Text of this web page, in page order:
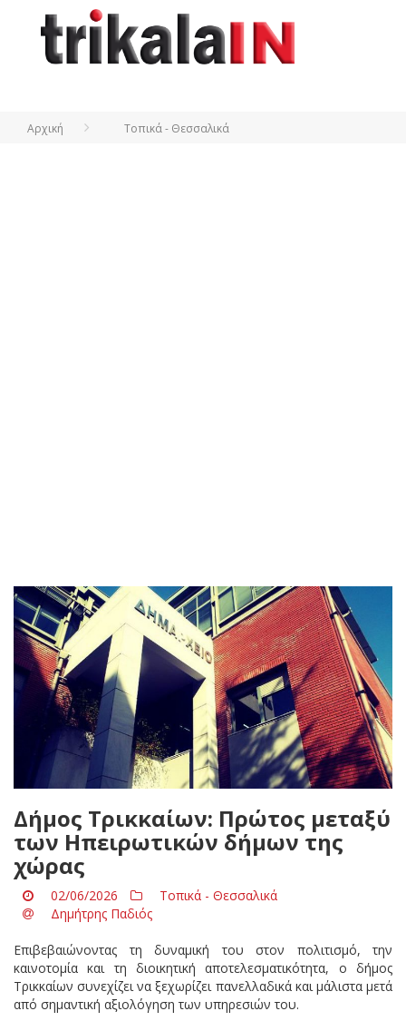
Αρχική Τοπικά - Θεσσαλικά
Δήμος Τρικκαίων: Πρώτος μεταξύ
των Ηπειρωτικών δήμων της
χώρας
02/06/2026
Τοπικά - Θεσσαλικά
Δημήτρης Παδιός
Επιβεβαιώνοντας τη δυναμική του στον πολιτισμό, την
καινοτομία και τη διοικητική αποτελεσματικότητα, ο δήμος
Τρικκαίων συνεχίζει να ξεχωρίζει πανελλαδικά και μάλιστα μετά
από σημαντική αξιολόγηση των υπηρεσιών του.